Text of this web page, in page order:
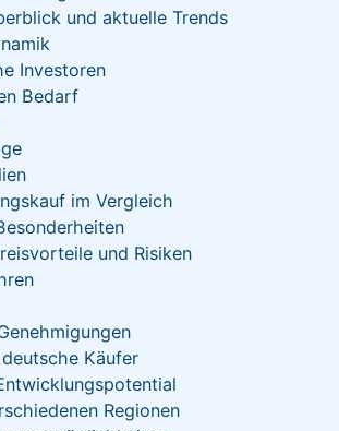
und aktuelle Trends
Investoren
Bedarf
im Vergleich
und Risiken
Käufer
Regionen